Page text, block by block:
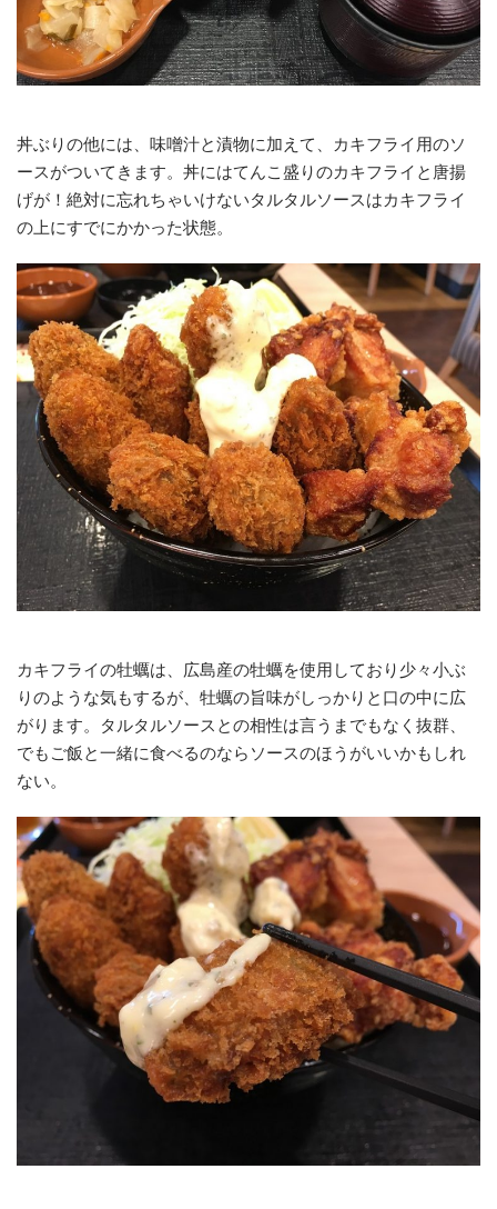
丼ぶりの他には、味噌汁と漬物に加えて、カキフライ用のソ
ースがついてきます。丼にはてんこ盛りのカキフライと唐揚
げが！絶対に忘れちゃいけないタルタルソースはカキフライ
の上にすでにかかった状態。
カキフライの牡蠣は、広島産の牡蠣を使用しており少々小ぶ
りのような気もするが、牡蠣の旨味がしっかりと口の中に広
がります。タルタルソースとの相性は言うまでもなく抜群、
でもご飯と一緒に食べるのならソースのほうがいいかもしれ
ない。